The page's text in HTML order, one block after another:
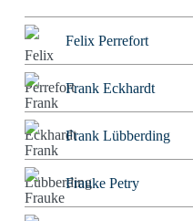
Felix Perrefort
Frank Eckhardt
Frank Lübberding
Frauke Petry